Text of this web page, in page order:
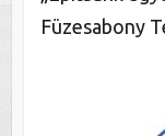
Füzesabony